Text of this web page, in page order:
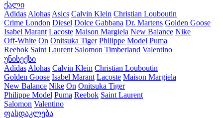
ქალი
Adidas Alohas Asics Calvin Klein Christian Louboutin
Crime London Diesel Dolce Gabbana Dr. Martens Golden Goose
Isabel Marant Lacoste Maison Margiela New Balance Nike
Off-White On Onitsuka Tiger Philippe Model Puma
Reebok Saint Laurent Salomon Timberland Valentino
უნისექსი
Adidas Alohas Calvin Klein Christian Louboutin
Golden Goose Isabel Marant Lacoste Maison Margiela
New Balance Nike On Onitsuka Tiger
Philippe Model Puma Reebok Saint Laurent
Salomon Valentino
ფასდაკლება